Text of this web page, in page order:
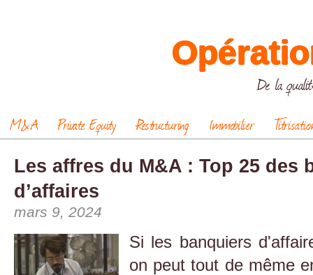
De la
M&A Private Equity Restructuring Immobilier
Les affres du M&A : Top 25 des
d’affaires
mars 9, 2024
Si les banquiers
on peut tout de même